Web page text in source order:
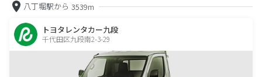
八丁堀駅から 3539m
トヨタレンタカー九段
千代田区九段南2-3-29